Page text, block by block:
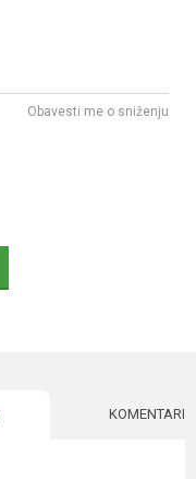
Obavesti me o sniženju
KOMENTARI